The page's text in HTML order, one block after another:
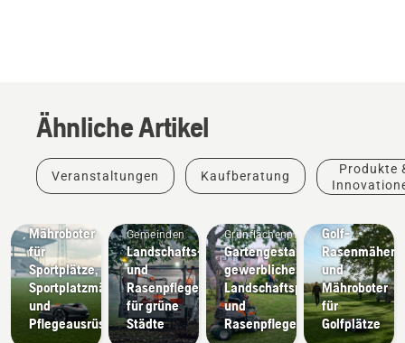
Ähnliche Artikel
Veranstaltungen Kaufberatung
Produkte
Mähroboter
für
Sportplätze,
Sportplatzmäher
und
Pflegeausrüstung
Gemeinden
Landschafts-
und
Rasenpflegegeräte
für grüne
Städte
Grünflächenpflege
Gartengestaltungswerkzeuge,
gewerbliche
Landschaftspflegeausrüstung
und
Rasenpflegegeräte
Golf-
Rasenmäher
und
Mähroboter
für
Golfplätze
Produkte
&